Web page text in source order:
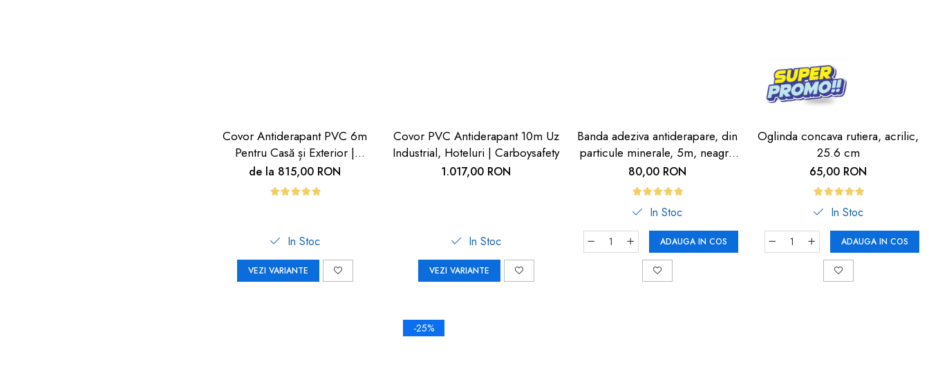
Covor Antiderapant PVC 6m
Pentru Casă și Exterior |
Carboysafety
de la 815,00 RON
In Stoc
VEZI VARIANTE
Covor PVC Antiderapant 10m Uz
Industrial, Hoteluri | Carboysafety
1.017,00 RON
In Stoc
VEZI VARIANTE
Banda adeziva antiderapare, din
particule minerale, 5m, neagra
cu dunga fosforescenta
80,00 RON
In Stoc
ADAUGA IN COS
Oglinda concava rutiera, acrilic,
25.6 cm
65,00 RON
In Stoc
ADAUGA IN COS
-25%